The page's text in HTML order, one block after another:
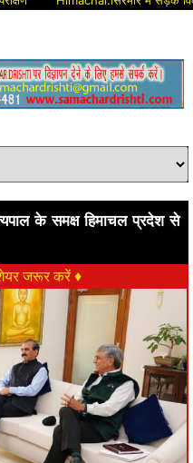
के समक्ष हिमाचल प्रदेश से
जरूर करें ♦